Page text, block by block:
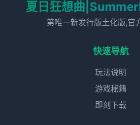
夏日狂想曲
第唯一新发行版土化版,官
快速导航
玩法说明
游戏秘籍
即刻下载